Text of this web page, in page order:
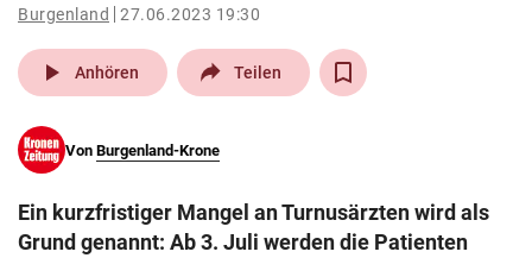
pin_drop
Wien arrow_right
search
eingeben
Burgenland 27.06.2023 19:30
play_arrow Anhören Teilen
Von Burgenland-Krone
Ein kurzfristiger Mangel an Turnusärzten wird als
Grund genannt: Ab 3. Juli werden die Patienten